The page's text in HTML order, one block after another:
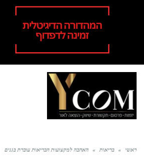
ראשי » בריאות » האהבה למקצועות הבריאות עוברת בגנים